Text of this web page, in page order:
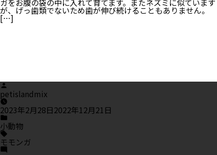
が、げっ歯類でないため歯が伸び続けることもありません。
[…]
Posted
by
petislandmix
2023年2月28日2022年12月21日
Posted
in
小動物
Tags:
モモンガ